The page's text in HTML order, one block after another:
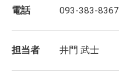
電話 093-383-8367
担当者 井門 武士